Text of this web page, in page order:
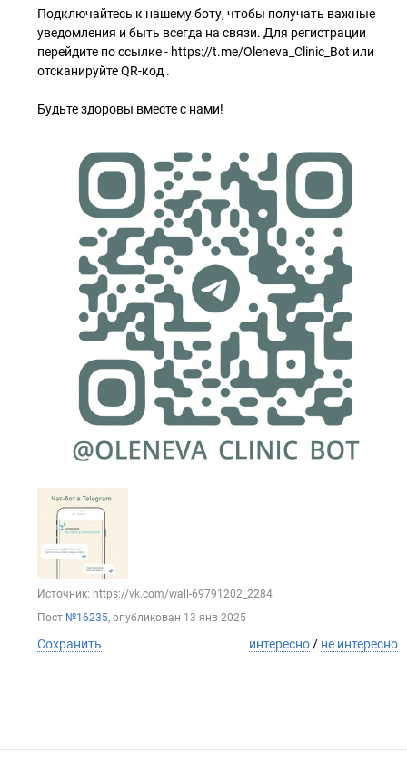
Подключайтесь к нашему боту, чтобы получать важные
уведомления и быть всегда на связи. Для регистрации
перейдите по ссылке - https://t.me/Oleneva_Clinic_Bot или
отсканируйте QR-код .
Будьте здоровы вместе с нами!
Источник: https://vk.com/wall-69791202_2284
Пост №16235, опубликован 13 янв 2025
Сохранить интересно / не интересно